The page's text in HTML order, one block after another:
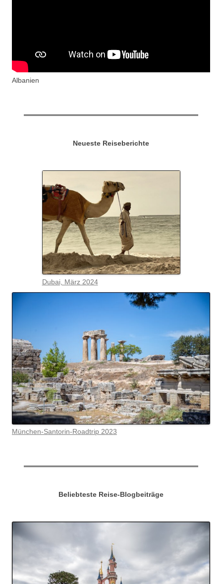
Albanien
Neueste Reiseberichte
Dubai, März 2024
München-Santorin-Roadtrip 2023
Beliebteste Reise-Blogbeiträge